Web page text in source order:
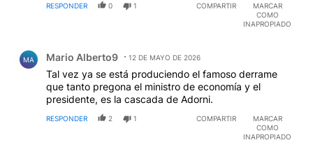
RESPONDER 0 1 COMPARTIR
MARCAR
COMO
INAPROPIADO
MA Mario Alberto9 12 DE MAYO DE 2026
Tal vez ya se está produciendo el famoso derrame
que tanto pregona el ministro de economía y el
presidente, es la cascada de Adorni.
RESPONDER 2 1 COMPARTIR
MARCAR
COMO
INAPROPIADO